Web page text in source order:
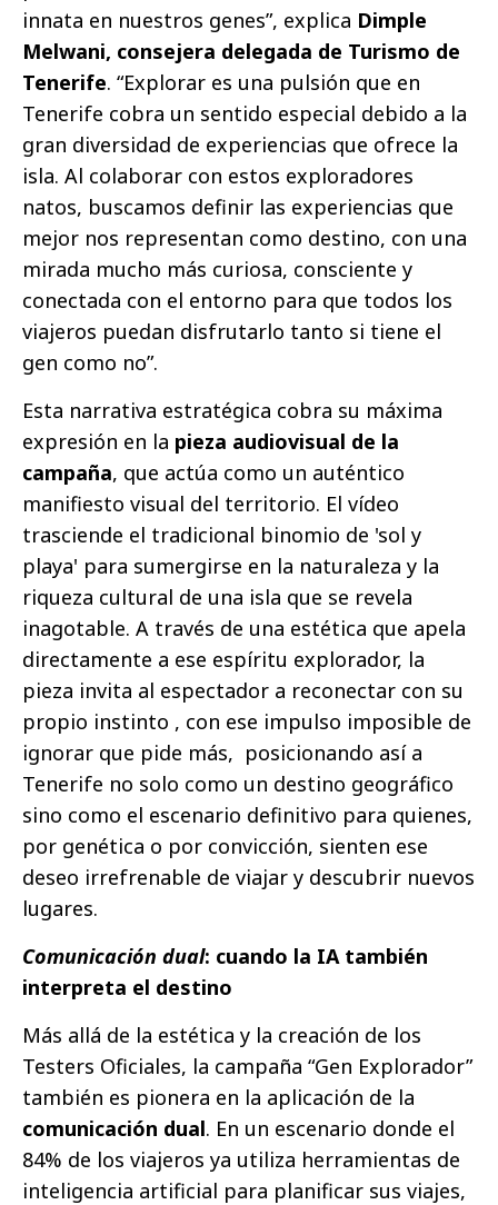
innata en nuestros genes”, explica Dimple
Melwani, consejera delegada de Turismo de
Tenerife. “Explorar es una pulsión que en
Tenerife cobra un sentido especial debido a la
gran diversidad de experiencias que ofrece la
isla. Al colaborar con estos exploradores
natos, buscamos definir las experiencias que
mejor nos representan como destino, con una
mirada mucho más curiosa, consciente y
conectada con el entorno para que todos los
viajeros puedan disfrutarlo tanto si tiene el
gen como no”.
Esta narrativa estratégica cobra su máxima
expresión en la pieza audiovisual de la
campaña, que actúa como un auténtico
manifiesto visual del territorio. El vídeo
trasciende el tradicional binomio de 'sol y
playa' para sumergirse en la naturaleza y la
riqueza cultural de una isla que se revela
inagotable. A través de una estética que apela
directamente a ese espíritu explorador, la
pieza invita al espectador a reconectar con su
propio instinto , con ese impulso imposible de
ignorar que pide más, posicionando así a
Tenerife no solo como un destino geográfico
sino como el escenario definitivo para quienes,
por genética o por convicción, sienten ese
deseo irrefrenable de viajar y descubrir nuevos
lugares.
Comunicación dual: cuando la IA también
interpreta el destino
Más allá de la estética y la creación de los
Testers Oficiales, la campaña “Gen Explorador”
también es pionera en la aplicación de la
comunicación dual. En un escenario donde el
84% de los viajeros ya utiliza herramientas de
inteligencia artificial para planificar sus viajes,